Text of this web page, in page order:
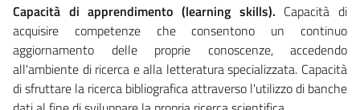
Capacità di apprendimento (learning skills). Capacità di
acquisire competenze che consentono un continuo
aggiornamento delle proprie conoscenze, accedendo
all'ambiente di ricerca e alla letteratura specializzata. Capacità
di sfruttare la ricerca bibliografica attraverso l'utilizzo di banche